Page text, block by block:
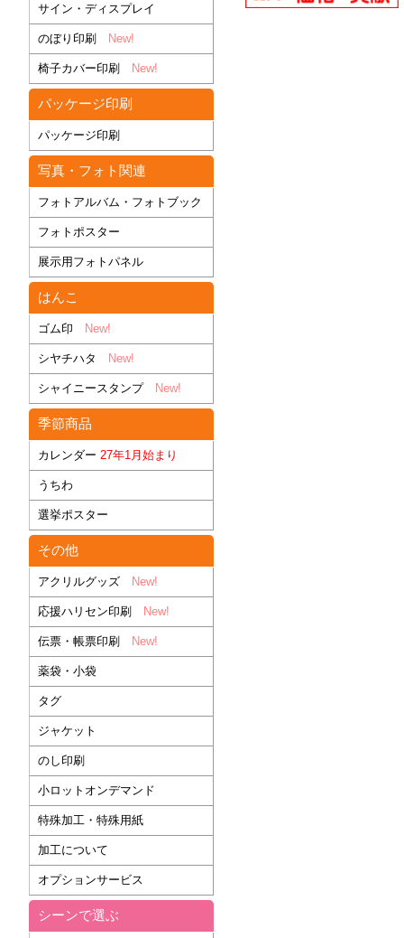
サイン・ディスプレイ
のぼり印刷 New!
椅子カバー印刷 New!
パッケージ印刷
パッケージ印刷
写真・フォト関連
フォトアルバム・フォトブック
フォトポスター
展示用フォトパネル
はんこ
ゴム印 New!
シヤチハタ New!
シャイニースタンプNew!
季節商品
カレンダー 27年1月始まり
うちわ
選挙ポスター
その他
アクリルグッズ New!
応援ハリセン印刷 New!
伝票・帳票印刷 New!
薬袋・小袋
タグ
ジャケット
のし印刷
小ロットオンデマンド
特殊加工・特殊用紙
加工について
オプションサービス
シーンで選ぶ